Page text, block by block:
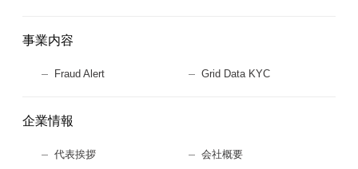
事業内容
Fraud Alert Grid Data KYC
企業情報
代表挨拶 会社概要